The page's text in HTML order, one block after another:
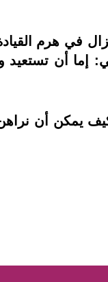
زلزال في هرم
أن تستعيد
كيف يمكن أن